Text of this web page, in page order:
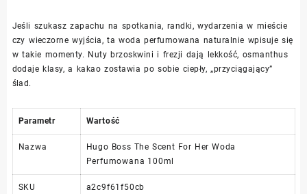
Jeśli szukasz zapachu na spotkania, randki, wydarzenia w mieście
czy wieczorne wyjścia, ta woda perfumowana naturalnie wpisuje się
w takie momenty. Nuty brzoskwini i frezji dają lekkość, osmanthus
dodaje klasy, a kakao zostawia po sobie ciepły, „przyciągający”
ślad.
Parametr Wartość
Nazwa
Hugo Boss The Scent For Her Woda
Perfumowana 100ml
SKU a2c9f61f50cb